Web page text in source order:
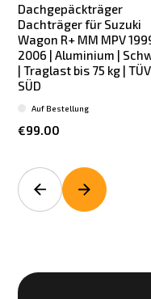
Dachgepäckträger
Dachträger für Suzuki
Wagon R+ MM MPV
2006 | Aluminium |
| Traglast bis 75 kg | TÜV
SÜD
€99.00
Auf Bestellung